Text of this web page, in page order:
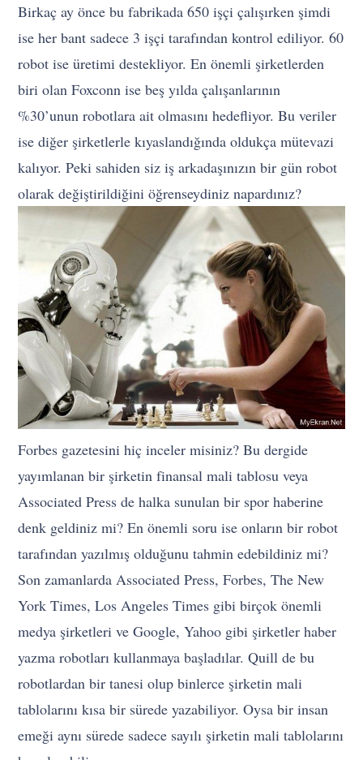
Birkaç ay önce bu fabrikada 650 işçi çalışırken şimdi
ise her bant sadece 3 işçi tarafından kontrol ediliyor. 60
robot ise üretimi destekliyor. En önemli şirketlerden
biri olan Foxconn ise beş yılda çalışanlarının
%30’unun robotlara ait olmasını hedefliyor. Bu veriler
ise diğer şirketlerle kıyaslandığında oldukça mütevazi
kalıyor. Peki sahiden siz iş arkadaşınızın bir gün robot
olarak değiştirildiğini öğrenseydiniz napardınız?
Forbes gazetesini hiç inceler misiniz? Bu dergide
yayımlanan bir şirketin finansal mali tablosu veya
Associated Press de halka sunulan bir spor haberine
denk geldiniz mi? En önemli soru ise onların bir robot
tarafından yazılmış olduğunu tahmin edebildiniz mi?
Son zamanlarda Associated Press, Forbes, The New
York Times, Los Angeles Times gibi birçok önemli
medya şirketleri ve Google, Yahoo gibi şirketler haber
yazma robotları kullanmaya başladılar. Quill de bu
robotlardan bir tanesi olup binlerce şirketin mali
tablolarını kısa bir sürede yazabiliyor. Oysa bir insan
emeği aynı sürede sadece sayılı şirketin mali tablolarını